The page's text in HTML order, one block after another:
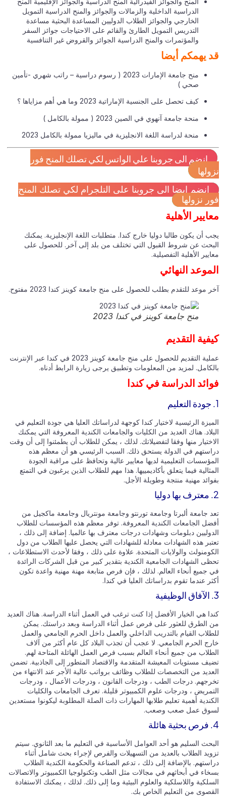
الدراسية الداخلية والزمالات والجوائز والمنح الدراسية التمويل
الخارجي والجوائز الطلاب الدوليين المساعدة البحثية مساعدة
التدريس التمويل الطارئ والقائم على الاحتياجات جوائز السفر
والمؤتمرات والمنح الدراسية الجوائز والقروض غير التنافسية
يهمكم أيضا
منح جامعة الإمارات 2023 ( رسوم دراسية – راتب شهري -تأمين
صحي )
كيف تحصل على الجنسية الإماراتية 2023 وما هي أهم مزاياها ؟
منحة جامعة آنهوي في الصين 2023 ( ممولة بالكامل )
منحة لدراسة اللغة الانجليزية في ماليزيا ممولة بالكامل 2023
انضم الى جروبنا علي الواتس لكي تصلك المنح فور
انضم ايضا الى جروبنا على التلجرام لكي تصلك المنح
نزولها
الأهلية
أن يكون طالبا دوليا خارج كندا. متطلبات اللغة الإنجليزية. يمكنك
عن شروط القبول التي تختلف من بلد إلى آخر. للحصول على
الأهلية التفصيلية.
النهائي
موعد للتقدم بطلب للحصول على منح جامعة كوينز كندا 2023 مفتوح.
منح جامعة كوينز في كندا 2023
التقديم
عملية التقديم للحصول على منح جامعة كوينز 2023 في كندا عبر الإنترنت
لمزيد من المعلومات وتطبيق يرجى زيارة الرابط أدناه.
الدراسة في كندا
الرئيسية لاختيار كندا كوجهة لدراساتك العليا هي جودة التعليم في
هناك العديد من الكليات والجامعات الكندية المعروفة التي يمكنك
منها وفقا لتفضيلاتك. لذلك ، يمكن للطلاب أن يطمئنوا إلى أن وقت
في الدولة يستحق ذلك. السبب الرئيسي هو أن معظم هذه
التعليمية لديها معايير عالية وتحافظ على مراقبة الجودة
فيما يتعلق بأكاديمييها. هذا مهم للطلاب الذين يرغبون في التمتع
مهنية منتجة وطويلة الأجل.
جامعة ألبرتا وجامعة تورنتو وجامعة مونتريال وجامعة ماكجيل من
الجامعات الكندية المعروفة. توفر معظم هذه المؤسسات للطلاب
دبلومات وشهادات درجات معترف بها عالميا. إضافة إلى ذلك ،
هذه الشهادات معادلة للشهادات التي يحصل عليها الطلاب من دول
والولايات المتحدة. علاوة على ذلك ، وفقا لأحدث الاستطلاعات ،
الشهادات الجامعية الكندية بتقدير كبير من قبل الشركات الرائدة
جميع أنحاء العالم. لذلك ، فإن فرص متابعة مهنة مهنية واعدة تكون
عندما تقوم بدراساتك العليا في كندا.
هي الخيار الأفضل إذا كنت ترغب في العمل أثناء الدراسة. هناك العديد
الطرق للعثور على فرص عمل أثناء الدراسة وبعد دراستك. يمكن
القيام بالتدريب الداخلي والعمل داخل الحرم الجامعي والعمل
الحرم الجامعي. لا عجب أن تجذب البلاد كل عام أكثر من آلاف
من جميع أنحاء العالم بسبب فرص العمل الهائلة المتاحة لهم.
مستويات المعيشة المتقدمة والاقتصاد المتطور إلى الجاذبية. تضمن
من التخصصات للطلاب وظائف برواتب عالية الأجر عند الانتهاء من
درجات الطب ، ودرجات القانون ، ودرجات الأعمال ، ودرجات
، ودرجات علوم الكمبيوتر قليلة. تعرف الجامعات والكليات
أهمية تعليم طلابها المهارات ذات الصلة المطلوبة ليكونوا مستعدين
عمل صعب وصعب.
السليم هو أحد العوامل الأساسية في التعليم ما بعد الثانوي. سيتم
الطلاب بالعديد من التسهيلات والفرص لإجراء بحث شامل أثناء
بالإضافة إلى ذلك ، تدعم الصناعة والحكومة الكندية الطلاب
في أبحاثهم في مجالات مثل الطب وتكنولوجيا الكمبيوتر والاتصالات
واللاسلكية والعلوم البيئية وما إلى ذلك. لذلك ، يمكنك الاستفادة
من التعليم الخاص بك.